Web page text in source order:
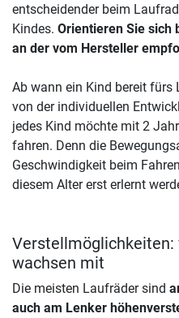
entscheidender beim
Kindes. Orientieren Sie sich
an der vom Hersteller
Ab wann ein Kind bereit fürs
von der individuellen
jedes Kind möchte mit 2
fahren. Denn die
Geschwindigkeit beim
diesem Alter erst erlernt
Verstellmöglichkeiten:
wachsen mit
Die meisten Laufräder sind
auch am Lenker